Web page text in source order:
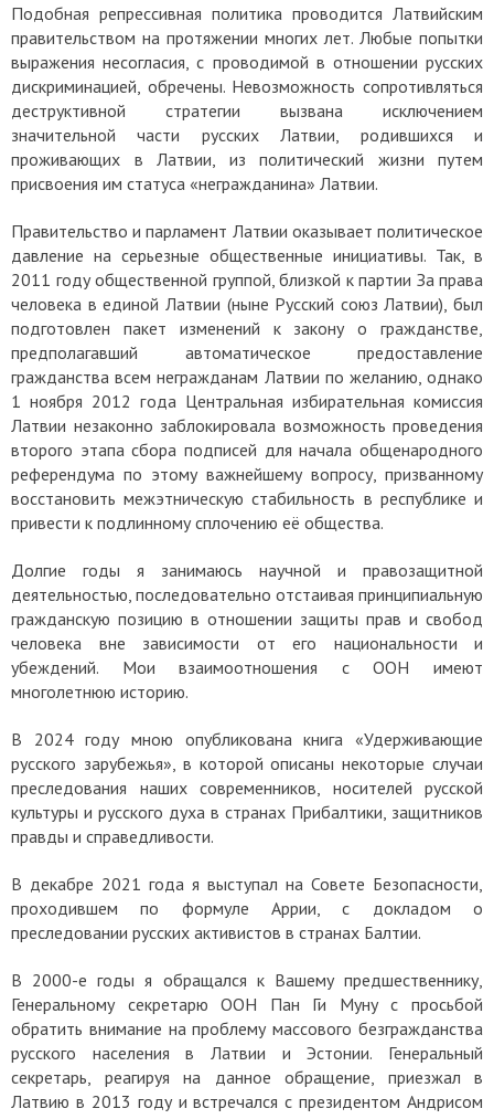
Подобная репрессивная политика проводится Латвийским
правительством на протяжении многих лет. Любые попытки
выражения несогласия, с проводимой в отношении русских
дискриминацией, обречены. Невозможность сопротивляться
деструктивной стратегии вызвана исключением
значительной части русских Латвии, родившихся и
проживающих в Латвии, из политический жизни путем
присвоения им статуса «негражданина» Латвии.
Правительство и парламент Латвии оказывает политическое
давление на серьезные общественные инициативы. Так, в
2011 году общественной группой, близкой к партии За права
человека в единой Латвии (ныне Русский союз Латвии), был
подготовлен пакет изменений к закону о гражданстве,
предполагавший автоматическое предоставление
гражданства всем негражданам Латвии по желанию, однако
1 ноября 2012 года Центральная избирательная комиссия
Латвии незаконно заблокировала возможность проведения
второго этапа сбора подписей для начала общенародного
референдума по этому важнейшему вопросу, призванному
восстановить межэтническую стабильность в республике и
привести к подлинному сплочению её общества.
Долгие годы я занимаюсь научной и правозащитной
деятельностью, последовательно отстаивая принципиальную
гражданскую позицию в отношении защиты прав и свобод
человека вне зависимости от его национальности и
убеждений. Мои взаимоотношения с ООН имеют
многолетнюю историю.
В 2024 году мною опубликована книга «Удерживающие
русского зарубежья», в которой описаны некоторые случаи
преследования наших современников, носителей русской
культуры и русского духа в странах Прибалтики, защитников
правды и справедливости.
В декабре 2021 года я выступал на Совете Безопасности,
проходившем по формуле Аррии, с докладом о
преследовании русских активистов в странах Балтии.
В 2000-е годы я обращался к Вашему предшественнику,
Генеральному секретарю ООН Пан Ги Муну с просьбой
обратить внимание на проблему массового безгражданства
русского населения в Латвии и Эстонии. Генеральный
секретарь, реагируя на данное обращение, приезжал в
Латвию в 2013 году и встречался с президентом Андрисом